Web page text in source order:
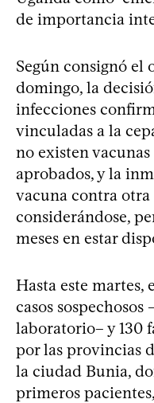
de importancia
Según consignó el
domingo, la
infecciones
vinculadas a la
no existen
aprobados, y la
vacuna contra otra
considerándose,
meses en estar
Hasta este martes,
casos
laboratorio– y 130
por las provincias
la ciudad Bunia,
primeros